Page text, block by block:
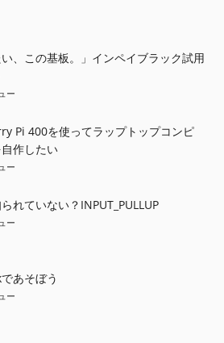
い、この基板。」インペイブラック試用
ー
Pi 400を使ってラップトップコンピ
作したい
ー
れていない？INPUT_PULLUP
ー
あそぼう
ー